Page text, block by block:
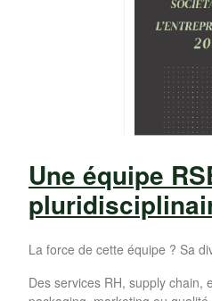
Une équipe
La force de cette équipe ? Sa
Des services RH, supply chain,